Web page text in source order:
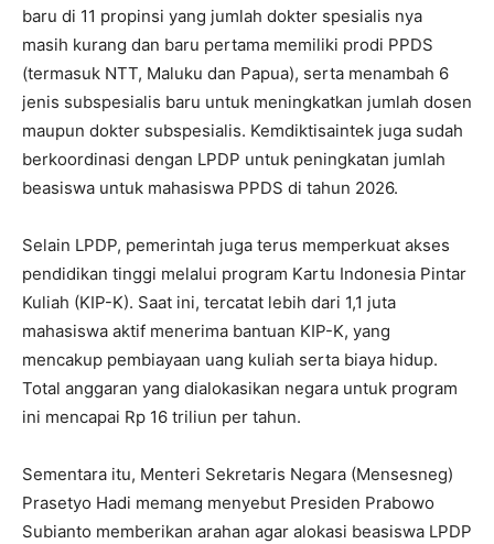
baru di 11 propinsi yang jumlah dokter spesialis nya
masih kurang dan baru pertama memiliki prodi PPDS
(termasuk NTT, Maluku dan Papua), serta menambah 6
jenis subspesialis baru untuk meningkatkan jumlah dosen
maupun dokter subspesialis. Kemdiktisaintek juga sudah
berkoordinasi dengan LPDP untuk peningkatan jumlah
beasiswa untuk mahasiswa PPDS di tahun 2026.
Selain LPDP, pemerintah juga terus memperkuat akses
pendidikan tinggi melalui program Kartu Indonesia Pintar
Kuliah (KIP-K). Saat ini, tercatat lebih dari 1,1 juta
mahasiswa aktif menerima bantuan KIP-K, yang
mencakup pembiayaan uang kuliah serta biaya hidup.
Total anggaran yang dialokasikan negara untuk program
ini mencapai Rp 16 triliun per tahun.
Sementara itu, Menteri Sekretaris Negara (Mensesneg)
Prasetyo Hadi memang menyebut Presiden Prabowo
Subianto memberikan arahan agar alokasi beasiswa LPDP